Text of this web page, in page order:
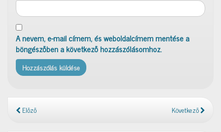
A nevem, e-mail címem, és weboldalcímem mentése a
böngészőben a következő hozzászólásomhoz.
Előző Következő